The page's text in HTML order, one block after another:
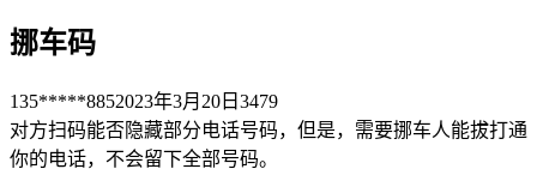
挪车码
135*****8852023年3月20日 3479
对方扫码能否隐藏部分电话号码，但是，需要挪车人能拔打通
你的电话，不会留下全部号码。